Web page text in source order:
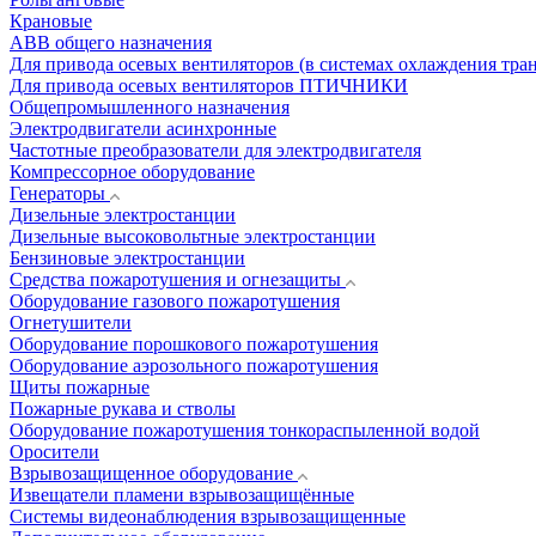
Крановые
АВВ общего назначения
Для привода осевых вентиляторов (в системах охлаждения
Для привода осевых вентиляторов ПТИЧНИКИ
Общепромышленного назначения
Электродвигатели асинхронные
Частотные преобразователи для электродвигателя
Компрессорное оборудование
Генераторы
Дизельные электростанции
Дизельные высоковольтные электростанции
Бензиновые электростанции
Средства пожаротушения и огнезащиты
Оборудование газового пожаротушения
Огнетушители
Оборудование порошкового пожаротушения
Оборудование аэрозольного пожаротушения
Щиты пожарные
Пожарные рукава и стволы
Оборудование пожаротушения тонкораспыленной водой
Оросители
Взрывозащищенное оборудование
Извещатели пламени взрывозащищённые
Системы видеонаблюдения взрывозащищенные